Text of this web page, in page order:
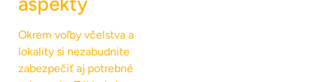
Okrem voľby včelstva a
lokality si nezabudnite
zabezpečiť aj potrebné